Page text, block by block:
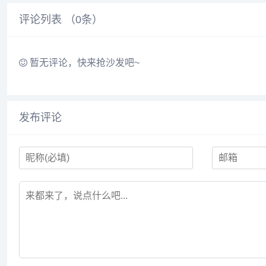
评论列表 （0条）
暂无评论，快来抢沙发吧~
发布评论